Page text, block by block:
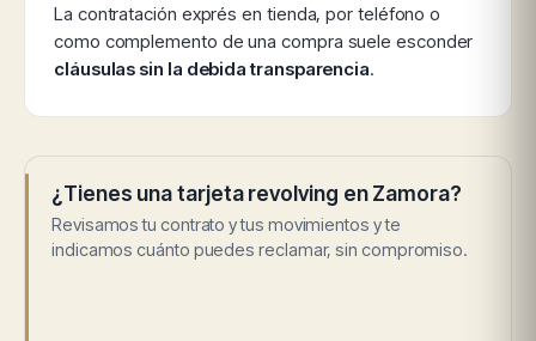
La contratación exprés en tienda, por teléfono o
como complemento de una compra suele esconder
cláusulas sin la debida transparencia.
¿Tienes una tarjeta revolving en Zamora?
Revisamos tu contrato y tus movimientos y te
indicamos cuánto puedes reclamar, sin compromiso.